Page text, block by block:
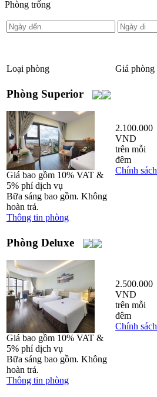
Phòng trống
Loại phòng Giá phòng
Phòng Superior
Giá bao gồm 10% VAT &
5% phí dịch vụ
Bữa sáng bao gồm. Không
hoàn trả.
Thông tin phòng
2.100.000
VND
trên mỗi
đêm
Chính sách
Phòng Deluxe
Giá bao gồm 10% VAT &
5% phí dịch vụ
Bữa sáng bao gồm. Không
hoàn trả.
Thông tin phòng
2.500.000
VND
trên mỗi
đêm
Chính sách